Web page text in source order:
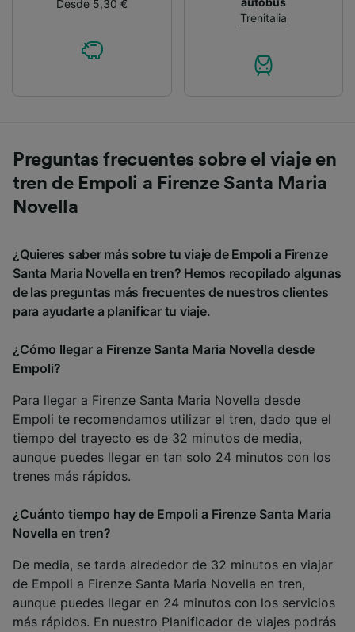
Desde 5,30 €
Trenitalia
Preguntas frecuentes sobre el viaje en
tren de Empoli a Firenze Santa Maria
Novella
¿Quieres saber más sobre tu viaje de Empoli a Firenze
Santa Maria Novella en tren? Hemos recopilado algunas
de las preguntas más frecuentes de nuestros clientes
para ayudarte a planificar tu viaje.
¿Cómo llegar a Firenze Santa Maria Novella desde
Empoli?
Para llegar a Firenze Santa Maria Novella desde
Empoli te recomendamos utilizar el tren, dado que el
tiempo del trayecto es de 32 minutos de media,
aunque puedes llegar en tan solo 24 minutos con los
trenes más rápidos.
¿Cuánto tiempo hay de Empoli a Firenze Santa Maria
Novella en tren?
De media, se tarda alrededor de 32 minutos en viajar
de Empoli a Firenze Santa Maria Novella en tren,
aunque puedes llegar en 24 minutos con los servicios
más rápidos. En nuestro Planificador de viajes podrás